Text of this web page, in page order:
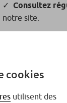
Consultez
notre site.
cookies
utilisent des